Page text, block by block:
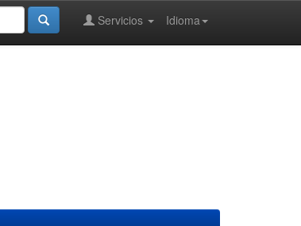
Idioma
Servicios